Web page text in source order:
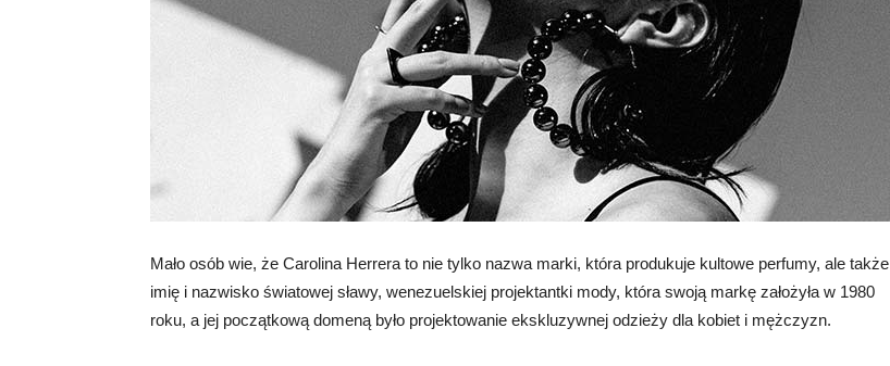
Mało osób wie, że Carolina Herrera to nie tylko nazwa marki, która produkuje kultowe perfumy, ale także
imię i nazwisko światowej sławy, wenezuelskiej projektantki mody, która swoją markę założyła w 1980
roku, a jej początkową domeną było projektowanie ekskluzywnej odzieży dla kobiet i mężczyzn.